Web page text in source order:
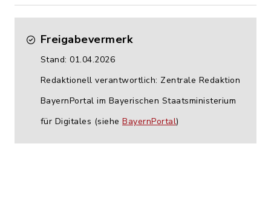
Freigabevermerk
Stand: 01.04.2026
Redaktionell verantwortlich: Zentrale Redaktion
BayernPortal im Bayerischen Staatsministerium
für Digitales (siehe BayernPortal)